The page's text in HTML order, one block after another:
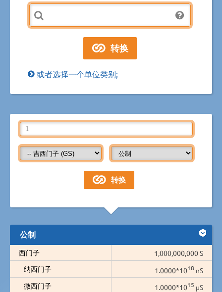
或者选择一个单位类别;
公制
西门子
1,000,000,000 S
纳西门子
1.0000*1018 nS
微西门子
1.0000*1015 µS